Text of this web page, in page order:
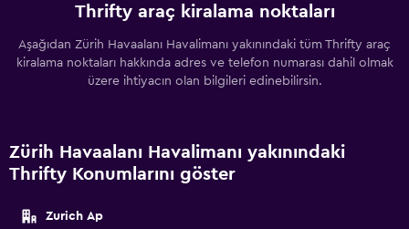
Thrifty araç kiralama noktaları
Aşağıdan Zürih Havaalanı Havalimanı yakınındaki tüm Thrifty araç
kiralama noktaları hakkında adres ve telefon numarası dahil olmak
üzere ihtiyacın olan bilgileri edinebilirsin.
Zürih Havaalanı Havalimanı yakınındaki
Thrifty Konumlarını göster
Zurich Ap